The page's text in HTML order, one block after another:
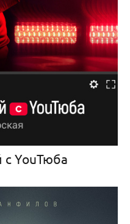
YouТюба